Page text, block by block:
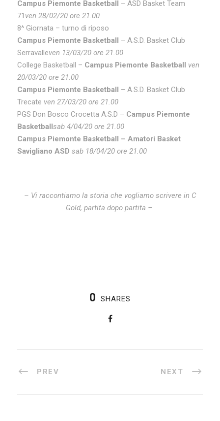
Campus Piemonte Basketball – ASD Basket Team
71 ven 28/02/20 ore 21.00
8^ Giornata – turno di riposo
Campus Piemonte Basketball – A.S.D. Basket Club
Serravalleven 13/03/20 ore 21.00
College Basketball – Campus Piemonte Basketball ven
20/03/20 ore 21.00
Campus Piemonte Basketball – A.S.D. Basket Club
Trecate ven 27/03/20 ore 21.00
PGS Don Bosco Crocetta A.S.D – Campus Piemonte
Basketballsab 4/04/20 ore 21.00
Campus Piemonte Basketball – Amatori Basket
Savigliano ASD sab 18/04/20 ore 21.00
– Vi raccontiamo la storia che vogliamo scrivere in C
Gold, partita dopo partita –
0 SHARES
PREV NEXT